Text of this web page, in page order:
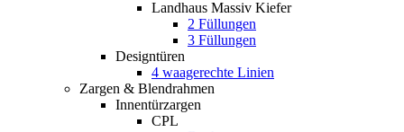
Landhaus Massiv Kiefer
2 Füllungen
3 Füllungen
Designtüren
4 waagerechte Linien
Zargen & Blendrahmen
Innentürzargen
CPL